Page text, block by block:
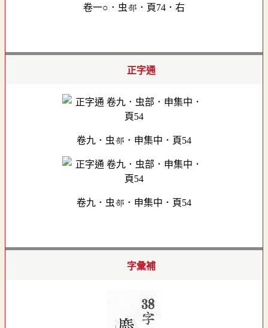
卷一○．虫部．頁74．右
正字通
卷九．虫部．申集中．頁54
卷九．虫部．申集中．頁54
字彙補